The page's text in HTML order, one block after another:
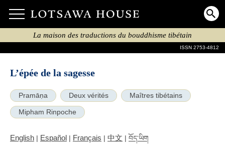
La maison des traductions du bouddhisme tibétain
ISSN 2753-4812
L’épée de la sagesse
Pramāṇa Deux vérités Maîtres tibétains
Mipham Rinpoche
English | Español | Français | 中文 | བོད་ཡིག